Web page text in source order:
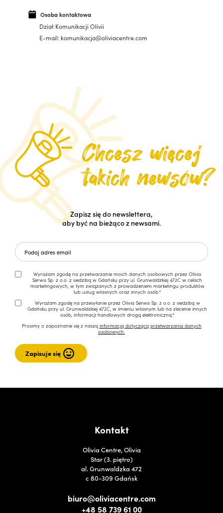
Osoba kontaktowa
Dział Komunikacji Olivii
E-mail: komunikacja@oliviacentre.com
Zapisz się do newslettera,
aby być na bieżąco z newsami.
Wyrażam zgodę na przetwarzanie moich danych osobowych przez Olivia
Serwis Sp. z o.o. z siedzibą w Gdańsku przy ul. Grunwaldzkiej 472C w celach
marketingowych, w tym związanych z prowadzeniem marketingu produktów
lub usług własnych oraz innych osób.*
Wyrażam zgodę na przesyłanie przez Olivia Serwis Sp. z o.o. z siedzibą w
Gdańsku przy ul. Grunwaldzkiej 472C, w imieniu własnym lub na zlecenie innych
osób, informacji handlowych drogą elektroniczną.*
Prosimy o zapoznanie się z naszą informacją dotyczącą przetwarzania danych
osobowych.
Kontakt
Olivia Centre, Olivia
Star (3. piętro)
al. Grunwaldzka 472
c 80-309 Gdańsk
biuro@oliviacentre.com
+48 58 739 61 00